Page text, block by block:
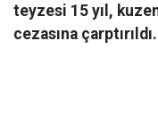
teyzesi 15 yıl,
cezasına çarptırıldı.